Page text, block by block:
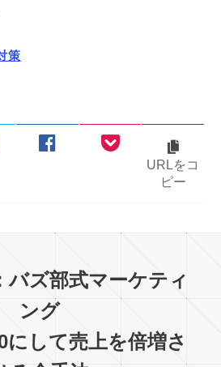
策
URLをコ
ピー
バズ部式マーケティ
ング
にして売上を倍増さ